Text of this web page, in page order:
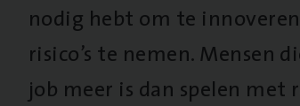
nodig hebt om te
risico’s te nemen. Mensen
job meer is dan spelen met